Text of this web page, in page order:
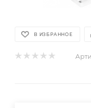
В ИЗБРАННОЕ